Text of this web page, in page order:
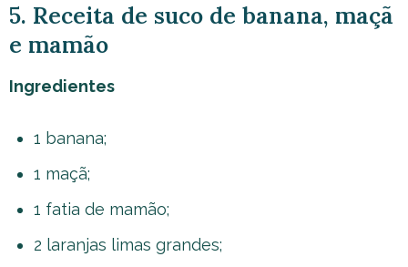
5. Receita de suco de banana, maçã
e mamão
Ingredientes
1 banana;
1 maçã;
1 fatia de mamão;
2 laranjas limas grandes;